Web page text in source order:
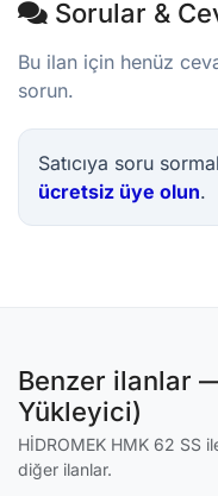
Sorular &
Bu ilan için henüz
sorun.
Satıcıya soru
ücretsiz üye olun.
Benzer ilanlar
Yükleyici)
HİDROMEK HMK 62 SS
diğer ilanlar.